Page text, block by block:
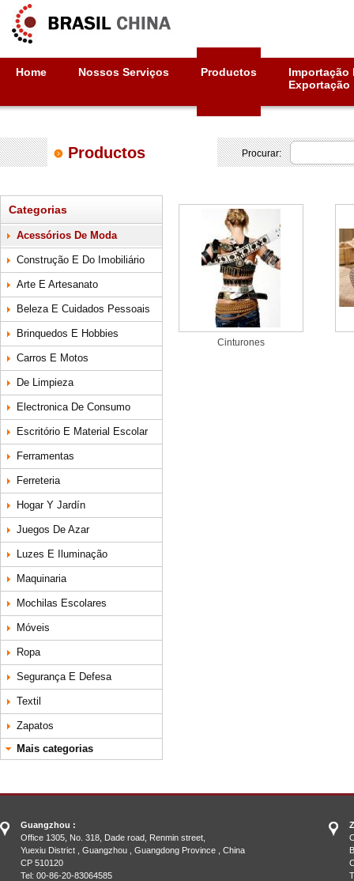
Home Nossos Serviços Productos
Importação
Exportação
Productos Procurar:
Categorias
Acessórios De Moda
Construção E Do Imobiliário
Arte E Artesanato
Beleza E Cuidados Pessoais
Brinquedos E Hobbies
Carros E Motos
De Limpieza
Electronica De Consumo
Escritório E Material Escolar
Ferramentas
Ferreteria
Hogar Y Jardín
Juegos De Azar
Luzes E Iluminação
Maquinaria
Mochilas Escolares
Móveis
Ropa
Segurança E Defesa
Textil
Zapatos
Mais categorias
Cinturones
Guangzhou :
Office 1305, No. 318, Dade road, Renmin street,
Yuexiu District , Guangzhou , Guangdong Province , China
CP 510120
Tel: 00-86-20-83064585